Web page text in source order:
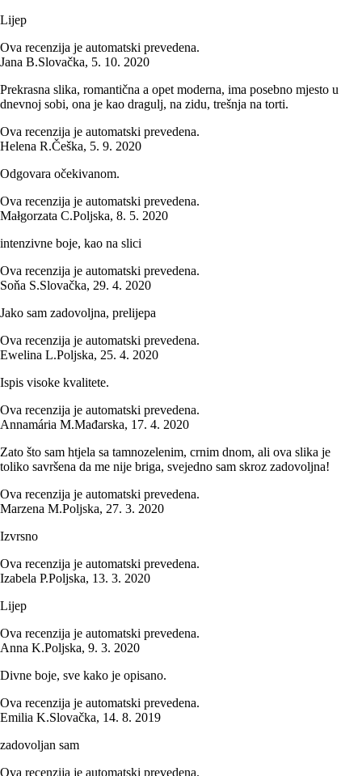
Lijep
Ova recenzija je automatski prevedena.
Jana B.Slovačka, 5. 10. 2020
Prekrasna slika, romantična a opet moderna, ima posebno mjesto u
dnevnoj sobi, ona je kao dragulj, na zidu, trešnja na torti.
Ova recenzija je automatski prevedena.
Helena R.Češka, 5. 9. 2020
Odgovara očekivanom.
Ova recenzija je automatski prevedena.
Małgorzata C.Poljska, 8. 5. 2020
intenzivne boje, kao na slici
Ova recenzija je automatski prevedena.
Soňa S.Slovačka, 29. 4. 2020
Jako sam zadovoljna, prelijepa
Ova recenzija je automatski prevedena.
Ewelina L.Poljska, 25. 4. 2020
Ispis visoke kvalitete.
Ova recenzija je automatski prevedena.
Annamária M.Mađarska, 17. 4. 2020
Zato što sam htjela sa tamnozelenim, crnim dnom, ali ova slika je
toliko savršena da me nije briga, svejedno sam skroz zadovoljna!
Ova recenzija je automatski prevedena.
Marzena M.Poljska, 27. 3. 2020
Izvrsno
Ova recenzija je automatski prevedena.
Izabela P.Poljska, 13. 3. 2020
Lijep
Ova recenzija je automatski prevedena.
Anna K.Poljska, 9. 3. 2020
Divne boje, sve kako je opisano.
Ova recenzija je automatski prevedena.
Emilia K.Slovačka, 14. 8. 2019
zadovoljan sam
Ova recenzija je automatski prevedena.